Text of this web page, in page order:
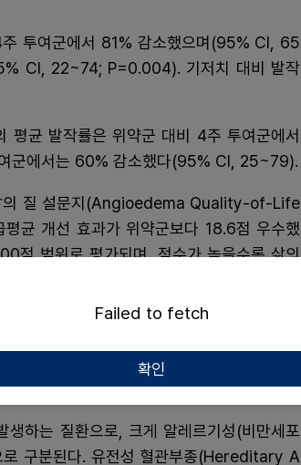
투여군에서 81% 감소했으며(95% CI, 65
CI, 22~74; P=0.004). 기저치 대비 발작
평균 발작률은 위약군 대비 4주 투여군에서
군에서는 60% 감소했다(95% CI, 25~79).
의 질 설문지(Angioedema Quality-of-Life
균 개선 효과가 위약군보다 18.6점 우수했
점 범위로 평가되며, 점수가 높을수록 삶의
었으며, 전체 이상반응의 98%는 경증 또는
엇인가?
하는 질환으로, 크게 알레르기성(비만세포
로 구분된다. 유전성 혈관부종(Hereditary A
Failed to fetch
확인